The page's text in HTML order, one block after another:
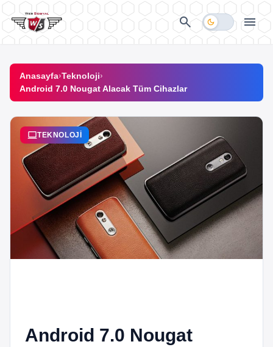
İçeriğe geç
search dark_mode menu
Anasayfa›Teknoloji›
Android 7.0 Nougat Alacak Tüm Cihazlar
computerTEKNOLOJI
Android 7.0 Nougat